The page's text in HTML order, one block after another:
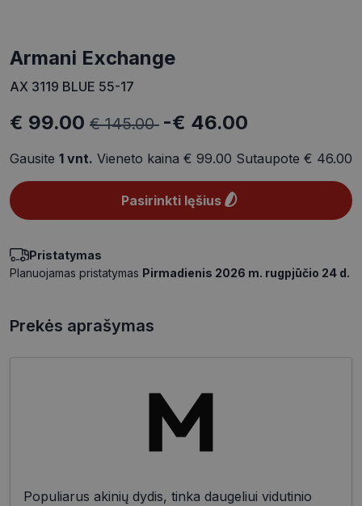
Armani Exchange
AX 3119 BLUE 55-17
€ 99.00 € 145.00 -€ 46.00
Gausite 1 vnt. Vieneto kaina € 99.00 Sutaupote € 46.00
Pasirinkti lęšius
Pristatymas
Planuojamas pristatymas Pirmadienis 2026 m. rugpjūčio 24 d.
Prekės aprašymas
Populiarus akinių dydis, tinka daugeliui vidutinio